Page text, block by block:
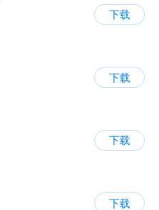
下载
下载
下载
下载